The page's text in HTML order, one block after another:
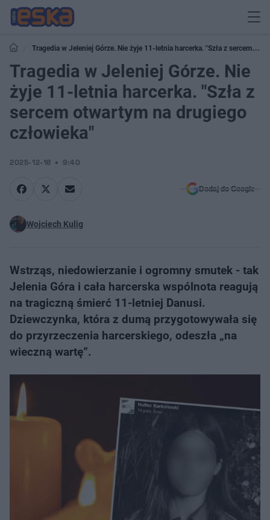
Tragedia w Jeleniej Górze. Nie żyje 11-letnia harcerka. "Szła z sercem
otwartym na drugiego człowieka"
Tragedia w Jeleniej Górze. Nie
żyje 11-letnia harcerka. "Szła z
sercem otwartym na drugiego
człowieka"
2025-12-18 9:40
Dodaj do Google
Wojciech Kulig
Wstrząs, niedowierzanie i ogromny smutek - tak
Jelenia Góra i cała harcerska wspólnota reagują
na tragiczną śmierć 11-letniej Danusi.
Dziewczynka, która z dumą przygotowywała się
do przyrzeczenia harcerskiego, odeszła „na
wieczną wartę”.